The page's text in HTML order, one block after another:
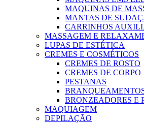
MAQUINAS DE
MANTAS DE
CARRINHOS
MASSAGEM E
LUPAS DE ESTÉTICA
CREMES E COSMÉTICOS
CREMES DE ROSTO
CREMES DE CORPO
PESTANAS
BRONZEADORES E
MAQUIAGEM
DEPILAÇÃO